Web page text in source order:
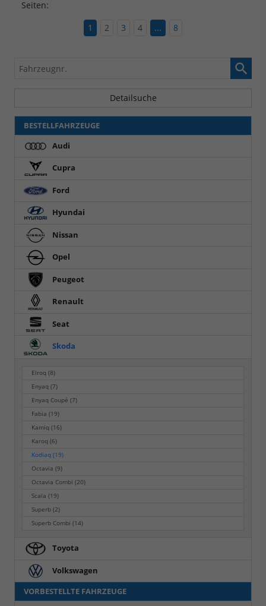
Seiten:
1
2 3 4 ... 8
Fahrzeugnr.
Detailsuche
BESTELLFAHRZEUGE
Audi
Cupra
Ford
Hyundai
Nissan
Opel
Peugeot
Renault
Seat
Skoda
Elroq(8)
Enyaq(7)
Enyaq Coupé(7)
Fabia(19)
Kamiq(16)
Karoq(6)
Kodiaq(19)
Octavia(9)
Octavia Combi(20)
Scala(19)
Superb(2)
Superb Combi(14)
Toyota
Volkswagen
VORBESTELLTE FAHRZEUGE